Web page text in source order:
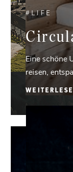
#LIFE
Eine schöne
reisen,